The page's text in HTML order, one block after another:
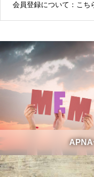
会員登録について： こち
APNA